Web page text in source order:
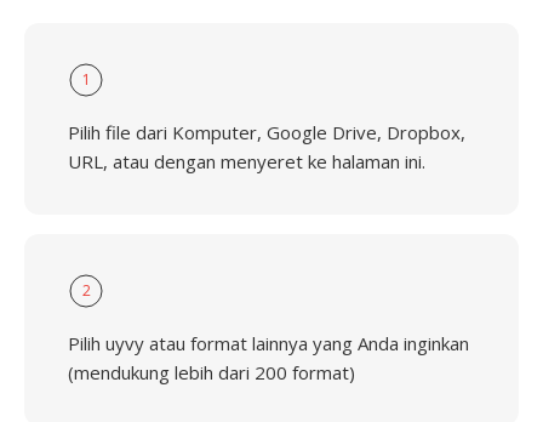
1
Pilih file dari Komputer, Google Drive, Dropbox,
URL, atau dengan menyeret ke halaman ini.
2
Pilih uyvy atau format lainnya yang Anda inginkan
(mendukung lebih dari 200 format)